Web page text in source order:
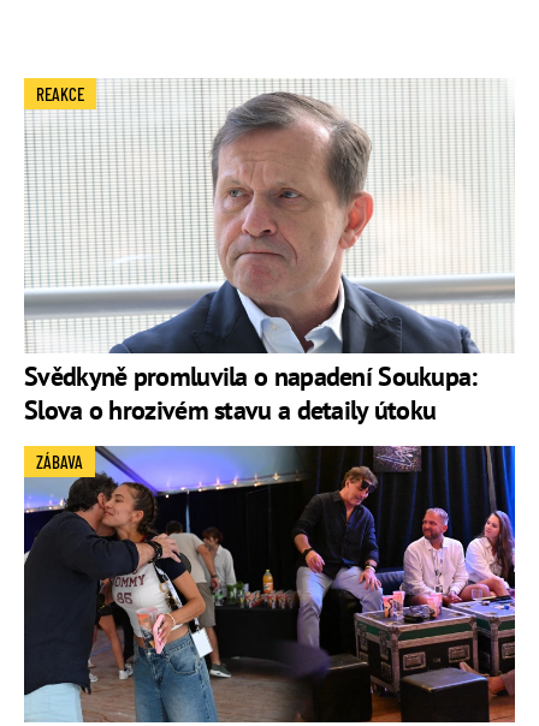
Svědkyně promluvila o napadení Soukupa:
Slova o hrozivém stavu a detaily útoku
REAKCE
ZÁBAVA